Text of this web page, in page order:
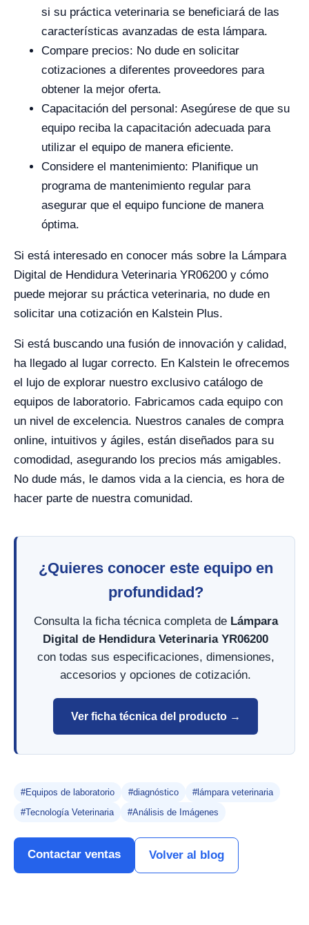
si su práctica veterinaria se beneficiará de las
características avanzadas de esta lámpara.
Compare precios: No dude en solicitar
cotizaciones a diferentes proveedores para
obtener la mejor oferta.
Capacitación del personal: Asegúrese de que su
equipo reciba la capacitación adecuada para
utilizar el equipo de manera eficiente.
Considere el mantenimiento: Planifique un
programa de mantenimiento regular para
asegurar que el equipo funcione de manera
óptima.
Si está interesado en conocer más sobre la Lámpara
Digital de Hendidura Veterinaria YR06200 y cómo
puede mejorar su práctica veterinaria, no dude en
solicitar una cotización en Kalstein Plus.
Si está buscando una fusión de innovación y calidad,
ha llegado al lugar correcto. En Kalstein le ofrecemos
el lujo de explorar nuestro exclusivo catálogo de
equipos de laboratorio. Fabricamos cada equipo con
un nivel de excelencia. Nuestros canales de compra
online, intuitivos y ágiles, están diseñados para su
comodidad, asegurando los precios más amigables.
No dude más, le damos vida a la ciencia, es hora de
hacer parte de nuestra comunidad.
¿Quieres conocer este equipo en
profundidad?
Consulta la ficha técnica completa de Lámpara
Digital de Hendidura Veterinaria YR06200
con todas sus especificaciones, dimensiones,
accesorios y opciones de cotización.
Ver ficha técnica del producto →
#Equipos de laboratorio #diagnóstico
#lámpara veterinaria
#Tecnología Veterinaria
#Análisis de Imágenes
Contactar ventas Volver al blog